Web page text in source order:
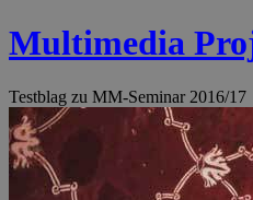
Multimedia
Testblag zu MM-Seminar 2016/17